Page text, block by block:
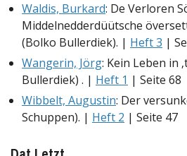
Waldis, Burkard: De Verloren
Middelnedderdüütsche
(Bolko Bullerdiek). | Heft 3 |
Wangerin, Jörg: Kein Leben in
Bullerdiek) . | Heft 1 | Seite 68
Wibbelt, Augustin: Der
Schuppen). | Heft 2 | Seite 47